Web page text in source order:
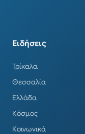
Ειδήσεις
Τρίκαλα
Θεσσαλία
Ελλάδα
Κόσμος
Κοινωνικά